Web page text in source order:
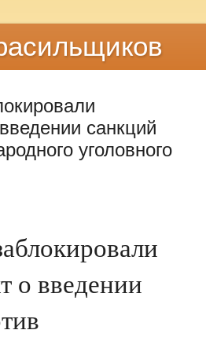
санкций
уголовного
о введении